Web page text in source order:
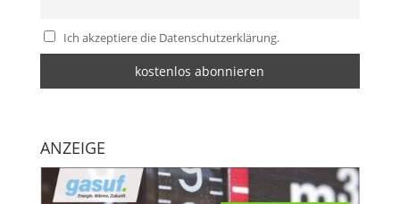
Ich akzeptiere die Datenschutzerklärung.
ANZEIGE